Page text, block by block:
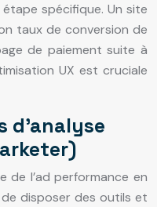
spécifique. Un site
taux de conversion de
de paiement suite à
UX est cruciale
d’analyse
de l’ad performance en
disposer des outils et